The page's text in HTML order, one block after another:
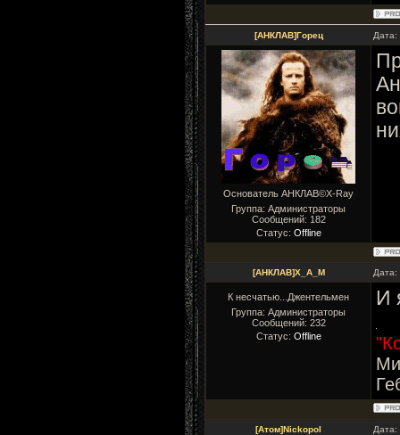
[АНКЛАВ]Горец
Основатель АНКЛАВ©X-Ray
Группа: Администраторы
Сообщений: 182
Статус: Offline
[АНКЛАВ]X_A_M
К несчатью...Джентельмен
Группа: Администраторы
Сообщений: 232
Статус: Offline
И
[Атом]Nickopol